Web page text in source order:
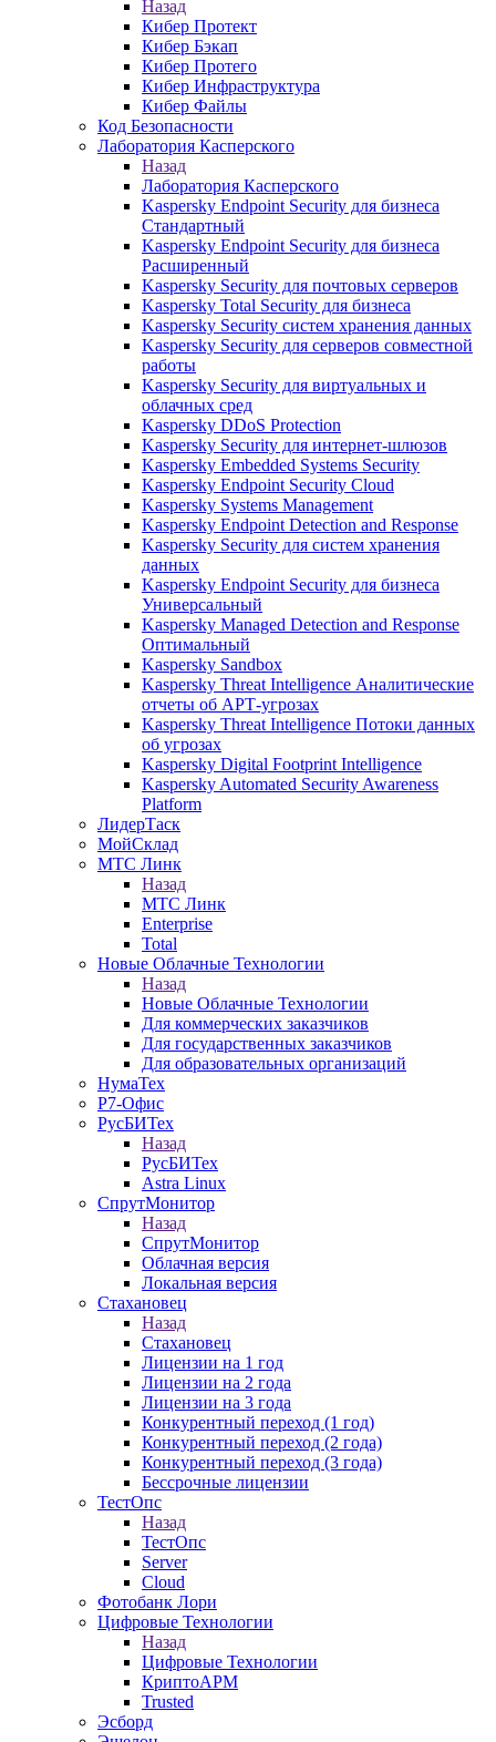
Назад
Кибер Протект
Кибер Бэкап
Кибер Протего
Кибер Инфраструктура
Кибер Файлы
Код Безопасности
Лаборатория Касперского
Назад
Лаборатория Касперского
Kaspersky Endpoint Security для бизнеса
Стандартный
Kaspersky Endpoint Security для бизнеса
Расширенный
Kaspersky Security для почтовых серверов
Kaspersky Total Security для бизнеса
Kaspersky Security систем хранения данных
Kaspersky Security для серверов совместной
работы
Kaspersky Security для виртуальных и
облачных сред
Kaspersky DDoS Protection
Kaspersky Security для интернет-шлюзов
Kaspersky Embedded Systems Security
Kaspersky Endpoint Security Cloud
Kaspersky Systems Management
Kaspersky Endpoint Detection and Response
Kaspersky Security для систем хранения
данных
Kaspersky Endpoint Security для бизнеса
Универсальный
Kaspersky Managed Detection and Response
Оптимальный
Kaspersky Sandbox
Kaspersky Threat Intelligence Аналитические
отчеты об АРТ-угрозах
Kaspersky Threat Intelligence Потоки данных
об угрозах
Kaspersky Digital Footprint Intelligence
Kaspersky Automated Security Awareness
Platform
ЛидерТаск
МойСклад
МТС Линк
Назад
МТС Линк
Enterprise
Total
Новые Облачные Технологии
Назад
Новые Облачные Технологии
Для коммерческих заказчиков
Для государственных заказчиков
Для образовательных организаций
НумаТех
Р7-Офис
РусБИТех
Назад
РусБИТех
Astra Linux
СпрутМонитор
Назад
СпрутМонитор
Облачная версия
Локальная версия
Стахановец
Назад
Стахановец
Лицензии на 1 год
Лицензии на 2 года
Лицензии на 3 года
Конкурентный переход (1 год)
Конкурентный переход (2 года)
Конкурентный переход (3 года)
Бессрочные лицензии
ТестОпс
Назад
ТестОпс
Server
Cloud
Фотобанк Лори
Цифровые Технологии
Назад
Цифровые Технологии
КриптоАРМ
Trusted
Эсборд